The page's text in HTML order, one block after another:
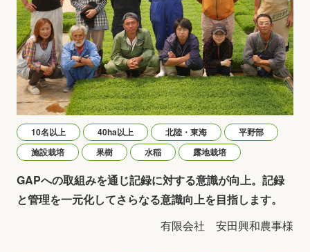
GAPへの取組みを通じ記録に対する意識が向上。記録
と管理を一元化してさらなる意識向上を目指します。
有限会社 安田興和農事様
10名以上 40ha以上 北陸・東海
平野部
施設栽培
果樹 水稲 露地栽培